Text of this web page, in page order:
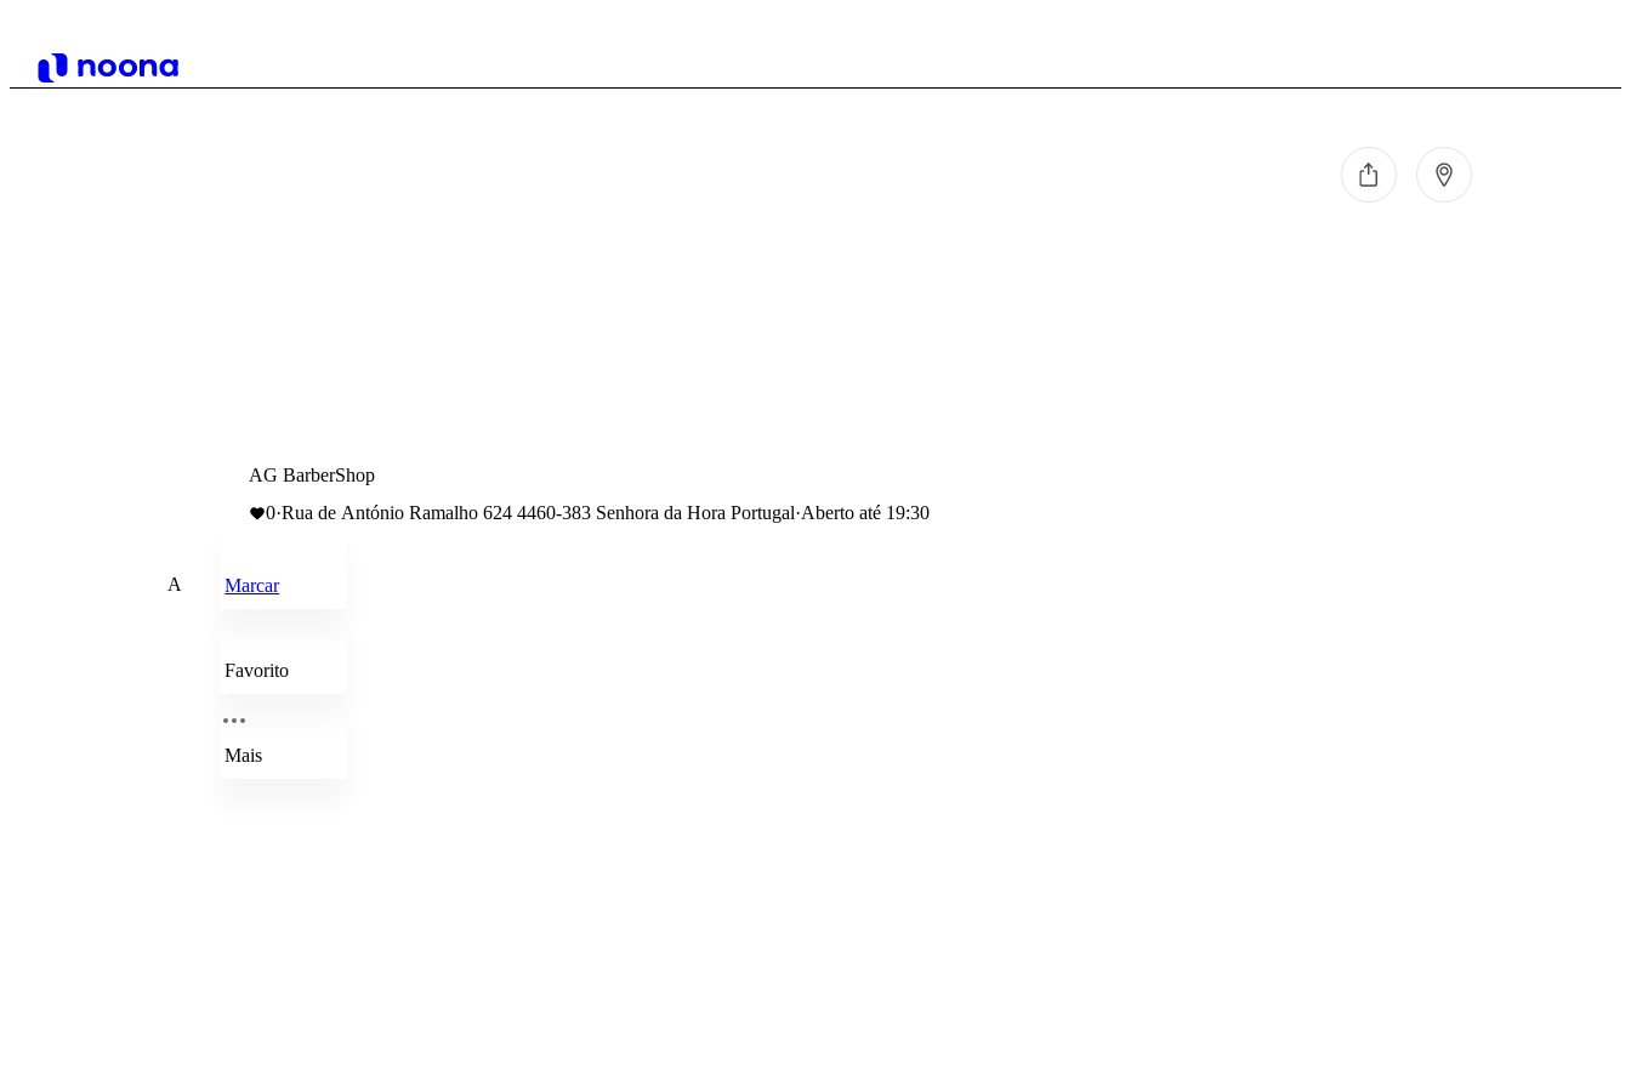
A
AG BarberShop
0·Rua de António Ramalho 624 4460-383 Senhora da Hora Portugal·Aberto até 19:30
Marcar
Favorito
Mais